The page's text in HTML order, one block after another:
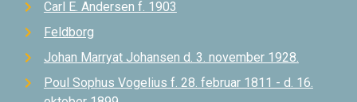
Carl E. Andersen f. 1903
Feldborg
Johan Marryat Johansen d. 3. november 1928.
Poul Sophus Vogelius f. 28. februar 1811 - d. 16.